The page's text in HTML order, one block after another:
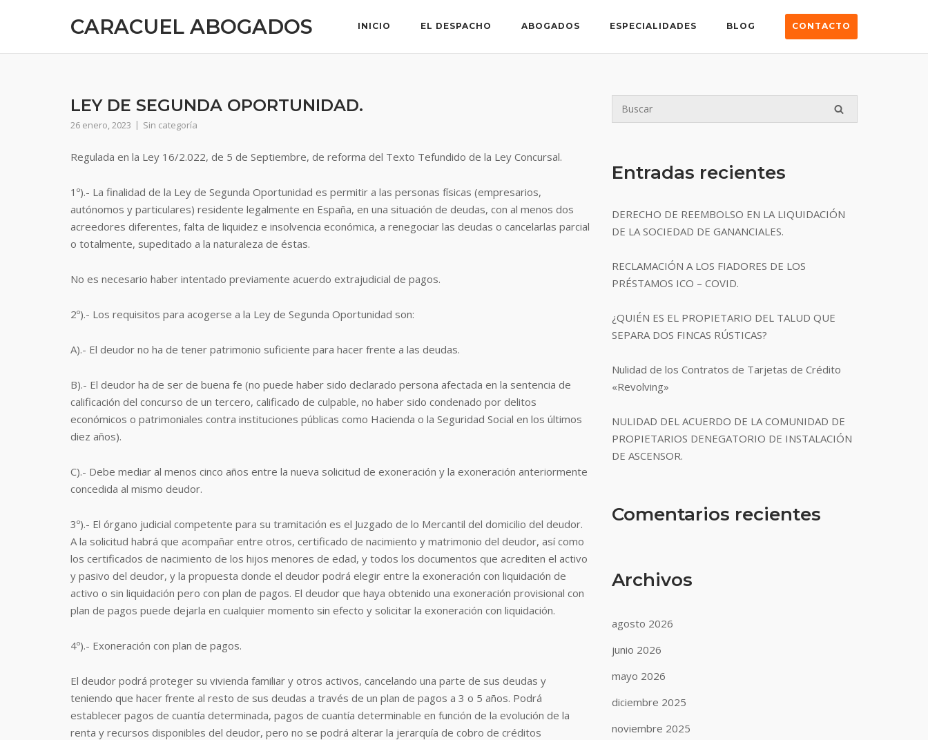
CARACUEL ABOGADOS INICIO EL DESPACHO ABOGADOS ESPECIALIDADES BLOG CONTACTO
LEY DE SEGUNDA OPORTUNIDAD.
26 enero, 2023 Sin categoría
Regulada en la Ley 16/2.022, de 5 de Septiembre, de reforma del Texto Tefundido de la Ley Concursal.
1º).- La finalidad de la Ley de Segunda Oportunidad es permitir a las personas físicas (empresarios,
autónomos y particulares) residente legalmente en España, en una situación de deudas, con al menos dos
acreedores diferentes, falta de liquidez e insolvencia económica, a renegociar las deudas o cancelarlas parcial
o totalmente, supeditado a la naturaleza de éstas.
No es necesario haber intentado previamente acuerdo extrajudicial de pagos.
2º).- Los requisitos para acogerse a la Ley de Segunda Oportunidad son:
A).- El deudor no ha de tener patrimonio suficiente para hacer frente a las deudas.
B).- El deudor ha de ser de buena fe (no puede haber sido declarado persona afectada en la sentencia de
calificación del concurso de un tercero, calificado de culpable, no haber sido condenado por delitos
económicos o patrimoniales contra instituciones públicas como Hacienda o la Seguridad Social en los últimos
diez años).
C).- Debe mediar al menos cinco años entre la nueva solicitud de exoneración y la exoneración anteriormente
concedida al mismo deudor.
3º).- El órgano judicial competente para su tramitación es el Juzgado de lo Mercantil del domicilio del deudor.
A la solicitud habrá que acompañar entre otros, certificado de nacimiento y matrimonio del deudor, así como
los certificados de nacimiento de los hijos menores de edad, y todos los documentos que acrediten el activo
y pasivo del deudor, y la propuesta donde el deudor podrá elegir entre la exoneración con liquidación de
activo o sin liquidación pero con plan de pagos. El deudor que haya obtenido una exoneración provisional con
plan de pagos puede dejarla en cualquier momento sin efecto y solicitar la exoneración con liquidación.
4º).- Exoneración con plan de pagos.
El deudor podrá proteger su vivienda familiar y otros activos, cancelando una parte de sus deudas y
teniendo que hacer frente al resto de sus deudas a través de un plan de pagos a 3 o 5 años. Podrá
establecer pagos de cuantía determinada, pagos de cuantía determinable en función de la evolución de la
renta y recursos disponibles del deudor, pero no se podrá alterar la jerarquía de cobro de créditos
Entradas recientes
DERECHO DE REEMBOLSO EN LA LIQUIDACIÓN
DE LA SOCIEDAD DE GANANCIALES.
RECLAMACIÓN A LOS FIADORES DE LOS
PRÉSTAMOS ICO – COVID.
¿QUIÉN ES EL PROPIETARIO DEL TALUD QUE
SEPARA DOS FINCAS RÚSTICAS?
Nulidad de los Contratos de Tarjetas de Crédito
«Revolving»
NULIDAD DEL ACUERDO DE LA COMUNIDAD DE
PROPIETARIOS DENEGATORIO DE INSTALACIÓN
DE ASCENSOR.
Comentarios recientes
Archivos
agosto 2026
junio 2026
mayo 2026
diciembre 2025
noviembre 2025